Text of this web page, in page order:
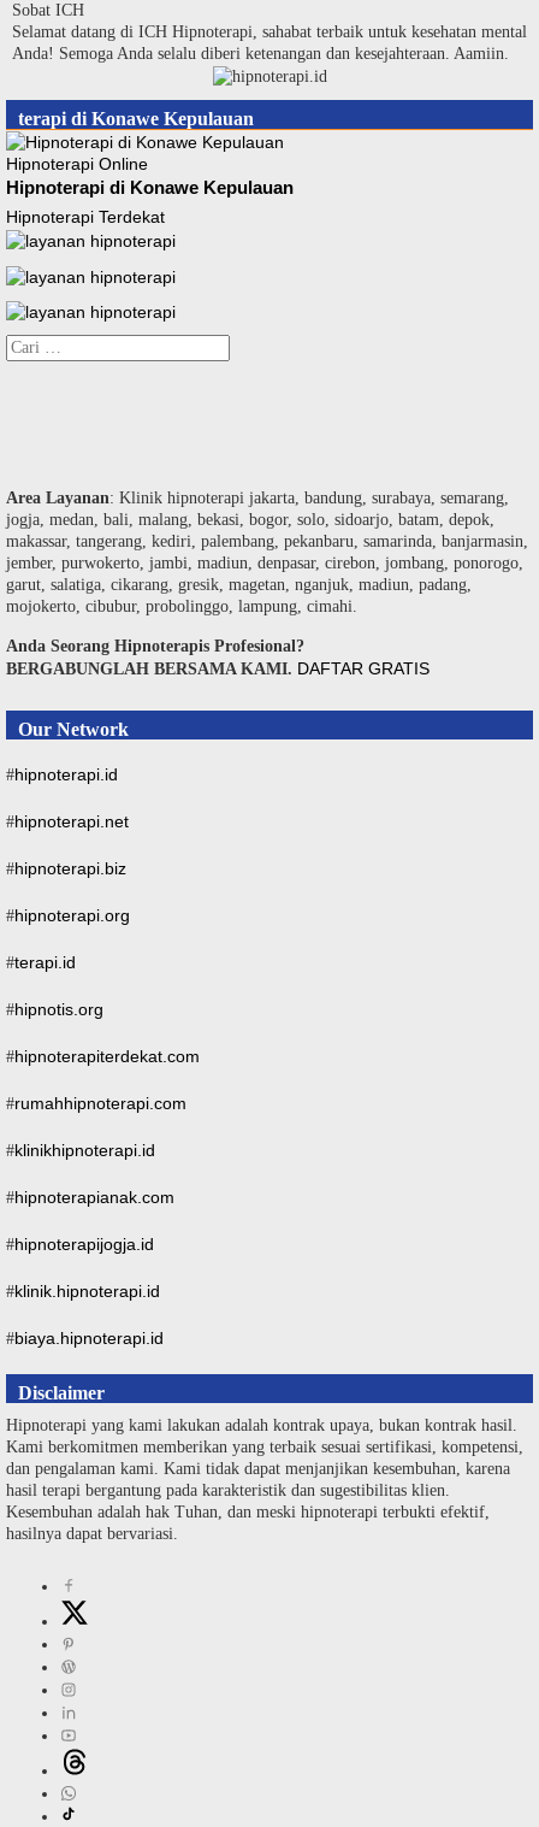
Langsung
ke
konten
Sobat ICH
Selamat datang di ICH Hipnoterapi, sahabat terbaik untuk kesehatan mental
Anda! Semoga Anda selalu diberi ketenangan dan kesejahteraan. Aamiin.
terapi di Konawe Kepulauan
Hipnoterapi Online
Hipnoterapi di Konawe Kepulauan
Hipnoterapi Terdekat
Cari
untuk:
Area Layanan: Klinik hipnoterapi jakarta, bandung, surabaya, semarang,
jogja, medan, bali, malang, bekasi, bogor, solo, sidoarjo, batam, depok,
makassar, tangerang, kediri, palembang, pekanbaru, samarinda, banjarmasin,
jember, purwokerto, jambi, madiun, denpasar, cirebon, jombang, ponorogo,
garut, salatiga, cikarang, gresik, magetan, nganjuk, madiun, padang,
mojokerto, cibubur, probolinggo, lampung, cimahi.
Anda Seorang Hipnoterapis Profesional?
BERGABUNGLAH BERSAMA KAMI. DAFTAR GRATIS
Our Network
#hipnoterapi.id
#hipnoterapi.net
#hipnoterapi.biz
#hipnoterapi.org
#terapi.id
#hipnotis.org
#hipnoterapiterdekat.com
#rumahhipnoterapi.com
#klinikhipnoterapi.id
#hipnoterapianak.com
#hipnoterapijogja.id
#klinik.hipnoterapi.id
#biaya.hipnoterapi.id
Disclaimer
Hipnoterapi yang kami lakukan adalah kontrak upaya, bukan kontrak hasil.
Kami berkomitmen memberikan yang terbaik sesuai sertifikasi, kompetensi,
dan pengalaman kami. Kami tidak dapat menjanjikan kesembuhan, karena
hasil terapi bergantung pada karakteristik dan sugestibilitas klien.
Kesembuhan adalah hak Tuhan, dan meski hipnoterapi terbukti efektif,
hasilnya dapat bervariasi.